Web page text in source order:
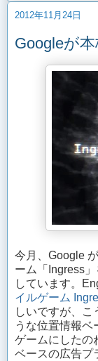
2012年11月24日
Googleが
今月、Google
ーム「Ingress
しています。
イルゲーム
しいですが、こ
うな位置情報
ゲームにしたの
ベースの広告プ